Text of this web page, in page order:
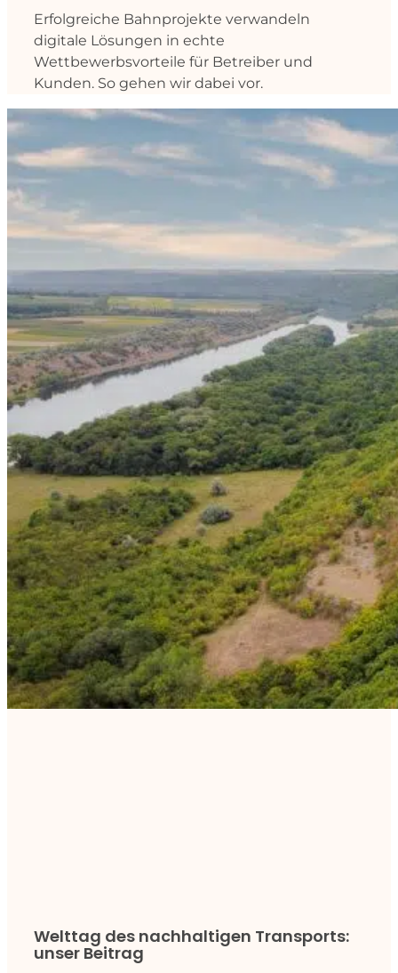
Erfolgreiche Bahnprojekte verwandeln
digitale Lösungen in echte
Wettbewerbsvorteile für Betreiber und
Kunden. So gehen wir dabei vor.
Welttag des nachhaltigen Transports:
unser Beitrag